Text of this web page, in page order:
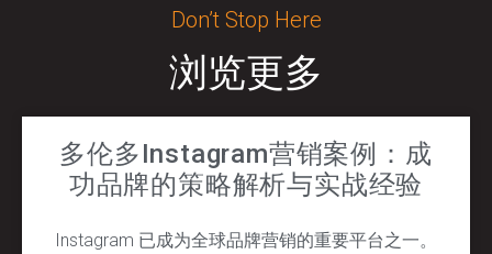
Don’t Stop Here
浏览更多
多伦多Instagram营销案例：成
功品牌的策略解析与实战经验
Instagram 已成为全球品牌营销的重要平台之一。